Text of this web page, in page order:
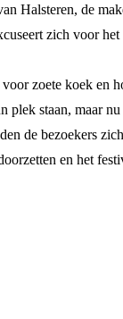
Halsteren, de
zich voor
zoete koek en
staan, maar nu
de bezoekers
en het